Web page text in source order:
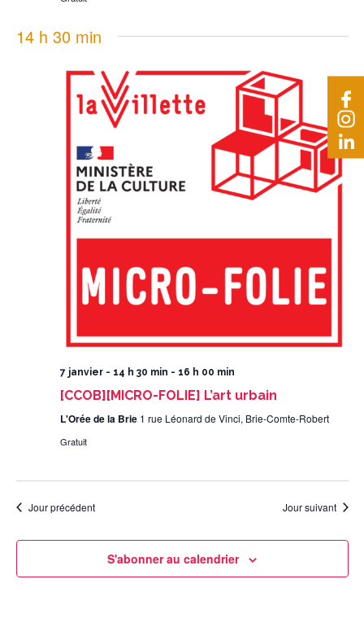
14 h 30 min
7 janvier - 14 h 30 min - 16 h 00 min
[CCOB][MICRO-FOLIE] L’art urbain
L'Orée de la Brie 1 rue Léonard de Vinci, Brie-Comte-Robert
Gratuit
Jour précédent Jour suivant
S'abonner au calendrier